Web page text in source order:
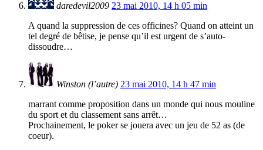
daredevil2009 23 mai 2010, 14 h 05 min
A quand la suppression de ces officines? Quand on atteint un
tel degré de bêtise, je pense qu’il est urgent de s’auto-
dissoudre…
Winston (l’autre) 23 mai 2010, 14 h 47 min
marrant comme proposition dans un monde qui nous mouline
du sport et du classement sans arrêt…
Prochainement, le poker se jouera avec un jeu de 52 as (de
coeur).